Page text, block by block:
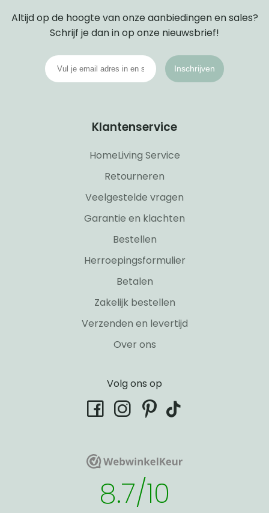
Altijd op de hoogte van onze aanbiedingen en sales?
Schrijf je dan in op onze nieuwsbrief!
Inschrijven
Klantenservice
HomeLiving Service
Retourneren
Veelgestelde vragen
Garantie en klachten
Bestellen
Herroepingsformulier
Betalen
Zakelijk bestellen
Verzenden en levertijd
Over ons
Volg ons op
facebookinstagram
pinterest
tiktok
WebwinkelKeurWebwinkelKeur
8.7/10